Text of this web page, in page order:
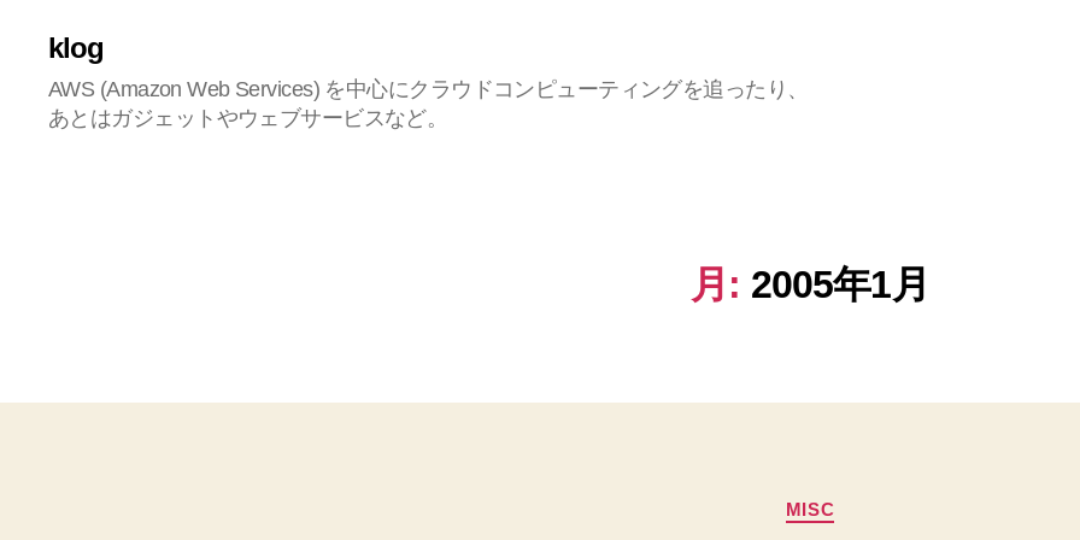
klog
AWS (Amazon Web Services) を中心にクラウドコンピューティングを追ったり、
あとはガジェットやウェブサービスなど。
月: 2005年1月
カ
テ
MISC